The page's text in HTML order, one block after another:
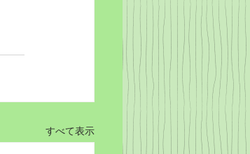
すべて表示